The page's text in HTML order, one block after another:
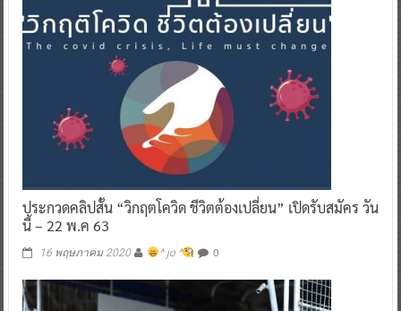
ประกวดคลิปสั้น “วิกฤตโควิด ชีวิตต้องเปลี่ยน” เปิดรับสมัคร วัน
นี้ – 22 พ.ค 63
16 พฤษภาคม 2020 ^ jo ^ 0